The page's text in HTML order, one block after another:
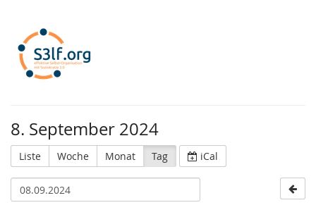
S3lf.org
8. September 2024
Liste Woche Monat Tag iCal